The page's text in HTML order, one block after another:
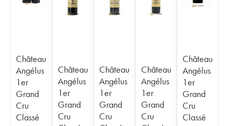
Château
Angélus
1er
Grand
Cru
Classé
Château
Angélus
1er
Grand
Cru
Château
Angélus
1er
Grand
Cru
Château
Angélus
1er
Grand
Cru
Château
Angélus
1er
Grand
Cru
Classé